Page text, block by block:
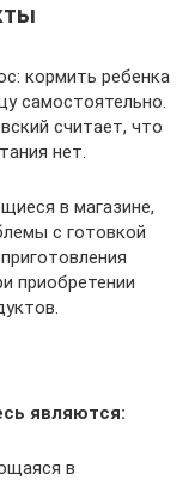
кормить ребенка
самостоятельно.
считает, что
нет.
в магазине,
с готовкой
приобретении
являются:
в